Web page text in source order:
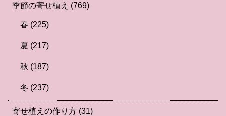
季節の寄せ植え (769)
春 (225)
夏 (217)
秋 (187)
冬 (237)
寄せ植えの作り方 (31)